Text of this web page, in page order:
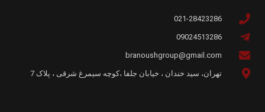
021-28423286
09024513286
branoushgroup@gmail.com
تهران، سید خندان ، خیابان جلفا ،کوچه سیمرغ شرقی ، پلاک 7